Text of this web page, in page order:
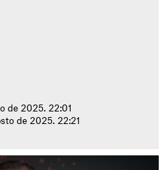
de 2025. 22:01
de 2025. 22:21